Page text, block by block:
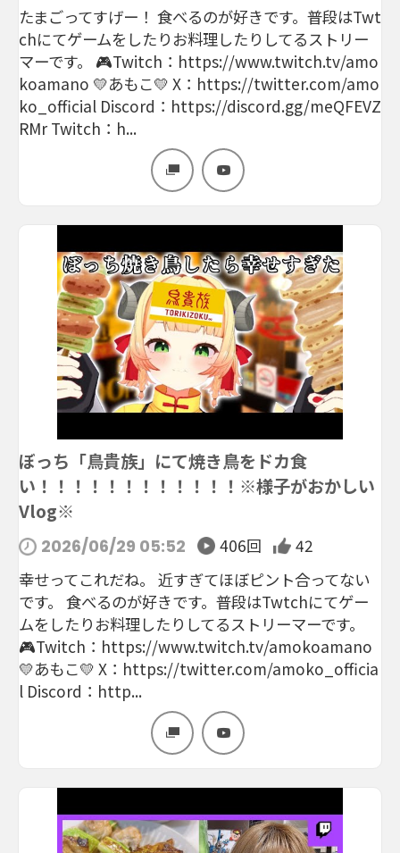
たまごってすげー！ 食べるのが好きです。普段はTwt
chにてゲームをしたりお料理したりしてるストリー
マーです。 🎮Twitch：https://www.twitch.tv/amo
koamano 💛あもこ💛 X：https://twitter.com/amo
ko_official Discord：https://discord.gg/meQFEVZ
RMr Twitch：h...
ぼっち「鳥貴族」にて焼き鳥をドカ食
い！！！！！！！！！！！！※様子がおかしい
Vlog※
2026/06/29 05:52 406回
42
幸せってこれだね。 近すぎてほぼピント合ってない
です。 食べるのが好きです。普段はTwtchにてゲー
ムをしたりお料理したりしてるストリーマーです。
🎮Twitch：https://www.twitch.tv/amokoamano
💛あもこ💛 X：https://twitter.com/amoko_officia
l Discord：http...